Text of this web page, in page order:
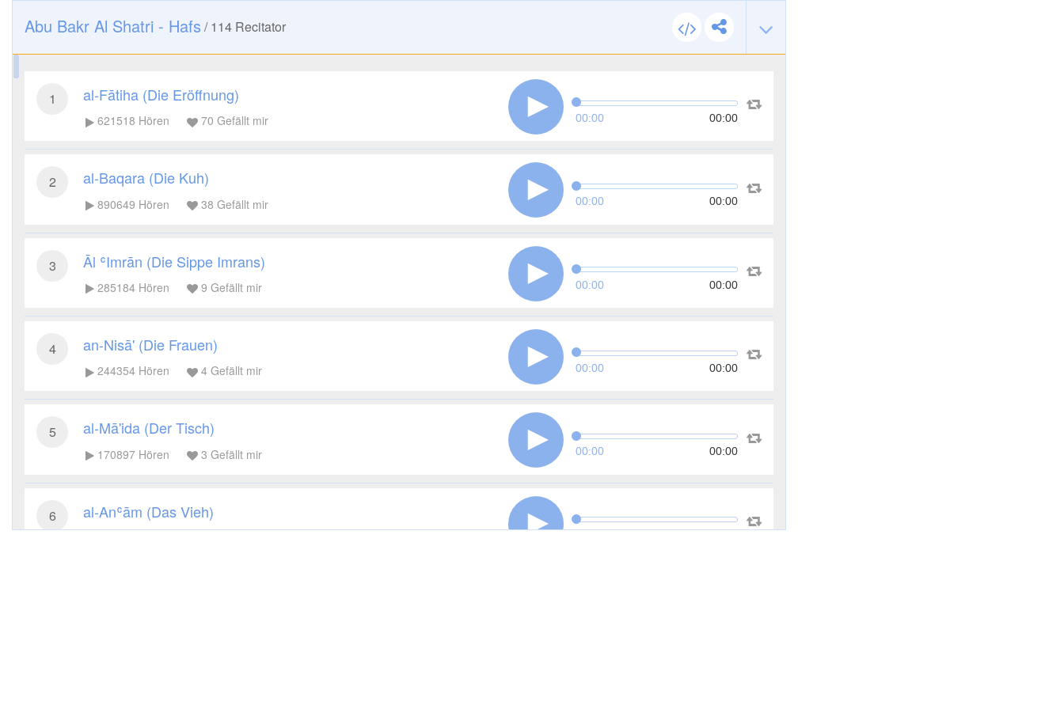
Abu Bakr Al Shatri - Hafs /114 Recitator
1 al-Fātiha (Die Eröffnung)
621518 Hören 70 Gefällt mir 00:00 00:00
2 al-Baqara (Die Kuh)
890649 Hören 38 Gefällt mir 00:00 00:00
3 Āl ʿImrān (Die Sippe Imrans)
285184 Hören 9 Gefällt mir 00:00 00:00
4 an-Nisā' (Die Frauen)
244354 Hören 4 Gefällt mir 00:00 00:00
5 al-Mā'ida (Der Tisch)
170897 Hören 3 Gefällt mir 00:00 00:00
6 al-Anʿām (Das Vieh)
00:00 00:00